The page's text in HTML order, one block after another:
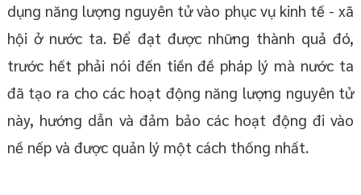
dụng năng lượng nguyên tử vào phục vụ kinh tế - xã
hội ở nước ta. Để đạt được những thành quả đó,
trước hết phải nói đến tiền đề pháp lý mà nước ta
đã tạo ra cho các hoạt động năng lượng nguyên tử
này, hướng dẫn và đảm bảo các hoạt động đi vào
nề nếp và được quản lý một cách thống nhất.